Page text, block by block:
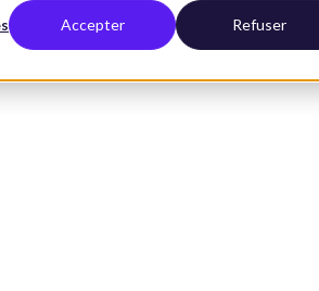
Accepter Refuser